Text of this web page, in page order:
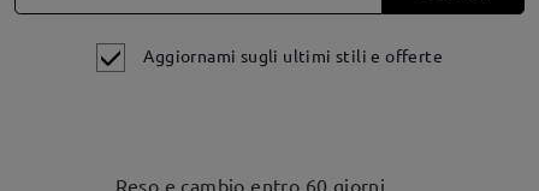
Aggiornami sugli ultimi stili e offerte
Reso e cambio entro 60 giorni